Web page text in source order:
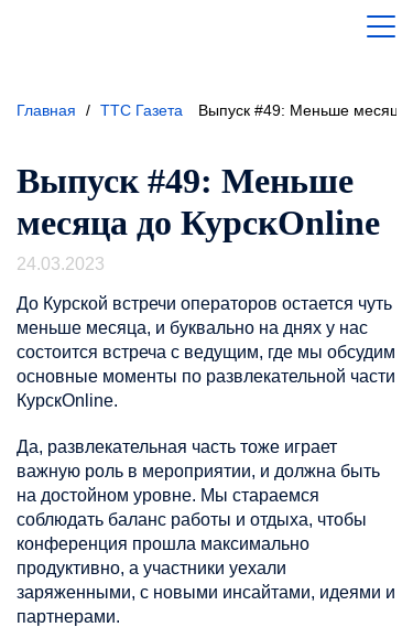
Главная / ТТС Газета Выпуск #49: Меньше месяца
Выпуск #49: Меньше
месяца до КурскOnline
24.03.2023
До Курской встречи операторов остается чуть
меньше месяца, и буквально на днях у нас
состоится встреча с ведущим, где мы обсудим
основные моменты по развлекательной части
КурскOnline.
Да, развлекательная часть тоже играет
важную роль в мероприятии, и должна быть
на достойном уровне. Мы стараемся
соблюдать баланс работы и отдыха, чтобы
конференция прошла максимально
продуктивно, а участники уехали
заряженными, с новыми инсайтами, идеями и
партнерами.